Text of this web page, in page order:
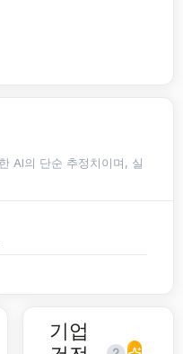
AI의 단순 추정치이며, 실
기업